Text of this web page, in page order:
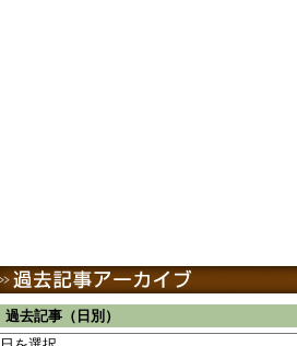
過去記事（日別）